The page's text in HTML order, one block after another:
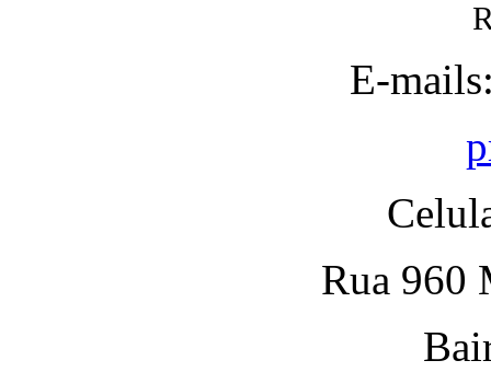
E-
Rua 960